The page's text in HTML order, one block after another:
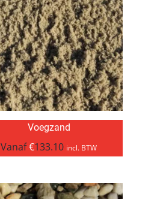
Voegzand
Vanaf€133.10 incl. BTW